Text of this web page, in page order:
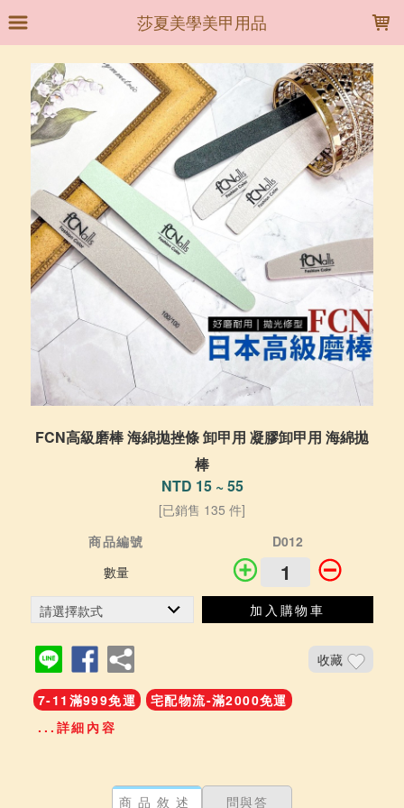
莎夏美學美甲用品
FCN高級磨棒 海綿拋挫條 卸甲用 凝膠卸甲用 海綿拋
棒
NTD 15 ~ 55
[已銷售 135 件]
商品編號
D012
數量
加入購物車
收藏
7-11滿999免運
宅配物流-滿2000免運
...詳細內容
商品敘述 問與答